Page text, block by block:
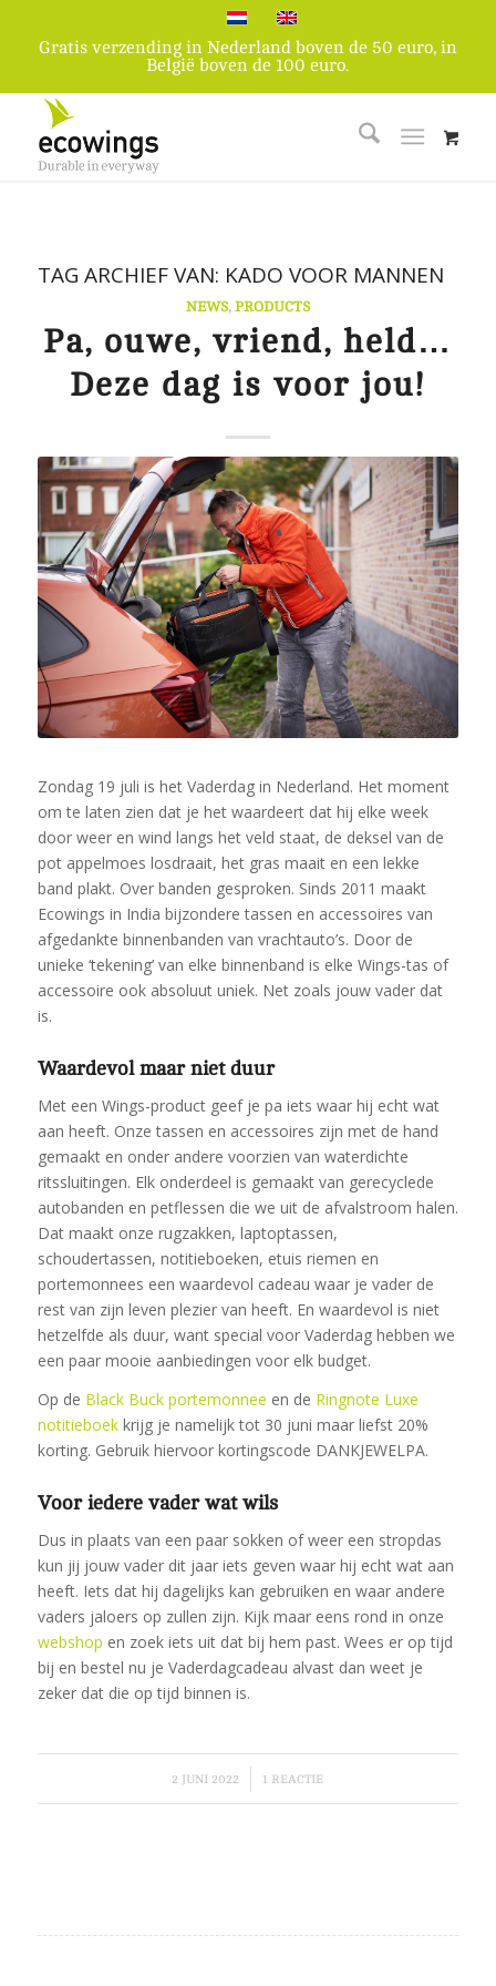
Gratis verzending in Nederland boven de 50 euro, in
België boven de 100 euro.
TAG ARCHIEF VAN: KADO VOOR MANNEN
NEWS, PRODUCTS
Pa, ouwe, vriend, held…
Deze dag is voor jou!
Zondag 19 juli is het Vaderdag in Nederland. Het moment
om te laten zien dat je het waardeert dat hij elke week
door weer en wind langs het veld staat, de deksel van de
pot appelmoes losdraait, het gras maait en een lekke
band plakt. Over banden gesproken. Sinds 2011 maakt
Ecowings in India bijzondere tassen en accessoires van
afgedankte binnenbanden van vrachtauto’s. Door de
unieke ‘tekening’ van elke binnenband is elke Wings-tas of
accessoire ook absoluut uniek. Net zoals jouw vader dat
is.
Waardevol maar niet duur
Met een Wings-product geef je pa iets waar hij echt wat
aan heeft. Onze tassen en accessoires zijn met de hand
gemaakt en onder andere voorzien van waterdichte
ritssluitingen. Elk onderdeel is gemaakt van gerecyclede
autobanden en petflessen die we uit de afvalstroom halen.
Dat maakt onze rugzakken, laptoptassen,
schoudertassen, notitieboeken, etuis riemen en
portemonnees een waardevol cadeau waar je vader de
rest van zijn leven plezier van heeft. En waardevol is niet
hetzelfde als duur, want special voor Vaderdag hebben we
een paar mooie aanbiedingen voor elk budget.
Op de Black Buck portemonnee en de Ringnote Luxe
notitieboekkrijg je namelijk tot 30 juni maar liefst 20%
korting. Gebruik hiervoor kortingscode DANKJEWELPA.
Voor iedere vader wat wils
Dus in plaats van een paar sokken of weer een stropdas
kun jij jouw vader dit jaar iets geven waar hij echt wat aan
heeft. Iets dat hij dagelijks kan gebruiken en waar andere
vaders jaloers op zullen zijn. Kijk maar eens rond in onze
webshop en zoek iets uit dat bij hem past. Wees er op tijd
bij en bestel nu je Vaderdagcadeau alvast dan weet je
zeker dat die op tijd binnen is.
2 JUNI 2022
/ 1 REACTIE